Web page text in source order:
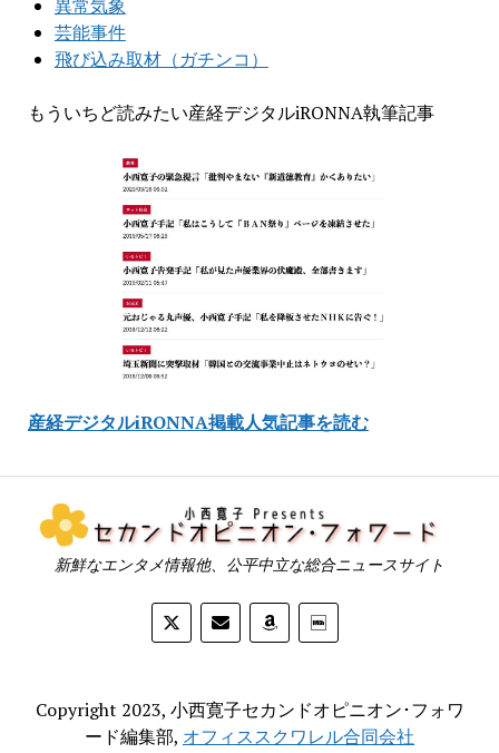
異常気象
芸能事件
飛び込み取材（ガチンコ）
もういちど読みたい産経デジタルiRONNA執筆記事
産経デジタルiRONNA掲載人気記事を読む
新鮮なエンタメ情報他、公平中立な総合ニュースサイト
Copyright 2023, 小西寛子セカンドオピニオン･フォワ
ード編集部, オフィススクワレル合同会社